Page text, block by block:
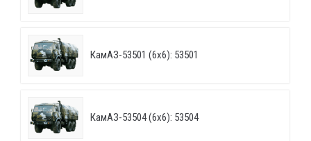
КамАЗ-53501 (6х6): 53501
КамАЗ-53504 (6х6): 53504